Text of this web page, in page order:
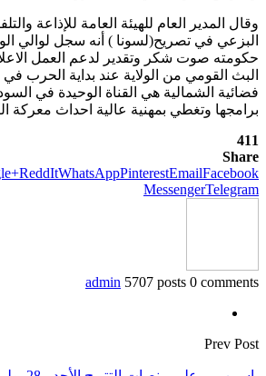
وقال المدير العام للهيئة العامة للإذاعة
البزعي في تصريح(لسونا ) أنه سجل لوالي
حكومته صوت شكر وتقدير لدعم العمل
البث القومي من الولاية عند بداية الحرب
فضائية الشمالية هي القناة الوحيدة في
برامجها وتغطي بمهنية عالية احداث معركة
411
Share
ReddItWhatsAppPinterestEmailFacebook
MessengerTelegram
admin 5707 posts 0 comments
Prev Post